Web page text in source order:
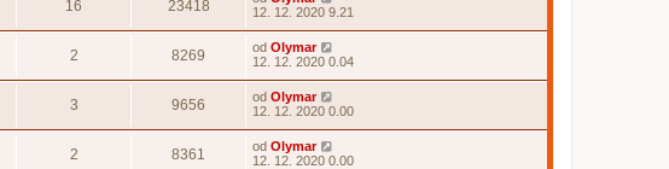
16 23418
12. 12. 2020 9.21
2 8269 od Olymar
12. 12. 2020 0.04
3 9656 od Olymar
12. 12. 2020 0.00
2 8361 od Olymar
12. 12. 2020 0.00